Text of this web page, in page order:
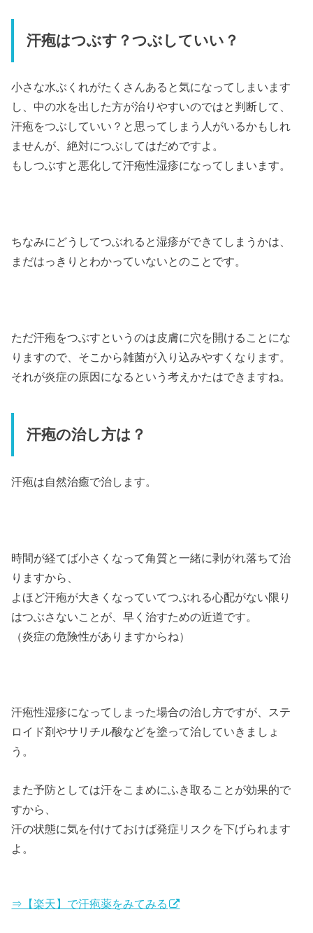
汗疱はつぶす？つぶしていい？
小さな水ぶくれがたくさんあると気になってしまいます
し、中の水を出した方が治りやすいのではと判断して、
汗疱をつぶしていい？と思ってしまう人がいるかもしれ
ませんが、絶対につぶしてはだめですよ。
もしつぶすと悪化して汗疱性湿疹になってしまいます。
ちなみにどうしてつぶれると湿疹ができてしまうかは、
まだはっきりとわかっていないとのことです。
ただ汗疱をつぶすというのは皮膚に穴を開けることにな
りますので、そこから雑菌が入り込みやすくなります。
それが炎症の原因になるという考えかたはできますね。
汗疱の治し方は？
汗疱は自然治癒で治します。
時間が経てば小さくなって角質と一緒に剥がれ落ちて治
りますから、
よほど汗疱が大きくなっていてつぶれる心配がない限り
はつぶさないことが、早く治すための近道です。
（炎症の危険性がありますからね）
汗疱性湿疹になってしまった場合の治し方ですが、ステ
ロイド剤やサリチル酸などを塗って治していきましょ
う。
また予防としては汗をこまめにふき取ることが効果的で
すから、
汗の状態に気を付けておけば発症リスクを下げられます
よ。
⇒【楽天】で汗疱薬をみてみる